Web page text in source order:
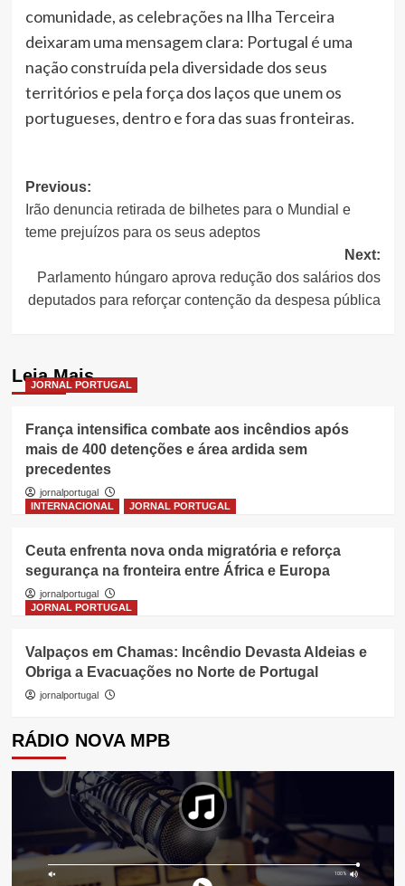
comunidade, as celebrações na Ilha Terceira
deixaram uma mensagem clara: Portugal é uma
nação construída pela diversidade dos seus
territórios e pela força dos laços que unem os
portugueses, dentro e fora das suas fronteiras.
Post
navigation
Previous:
Irão denuncia retirada de bilhetes para o Mundial e
teme prejuízos para os seus adeptos
Next:
Parlamento húngaro aprova redução dos salários dos
deputados para reforçar contenção da despesa pública
Leia Mais
JORNAL PORTUGAL
França intensifica combate aos incêndios após
mais de 400 detenções e área ardida sem
precedentes
jornalportugal
INTERNACIONAL
JORNAL PORTUGAL
Ceuta enfrenta nova onda migratória e reforça
segurança na fronteira entre África e Europa
jornalportugal
JORNAL PORTUGAL
Valpaços em Chamas: Incêndio Devasta Aldeias e
Obriga a Evacuações no Norte de Portugal
jornalportugal
RÁDIO NOVA MPB